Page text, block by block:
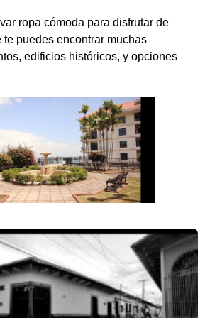
ropa cómoda para disfrutar de
te puedes encontrar muchas
edificios históricos, y opciones